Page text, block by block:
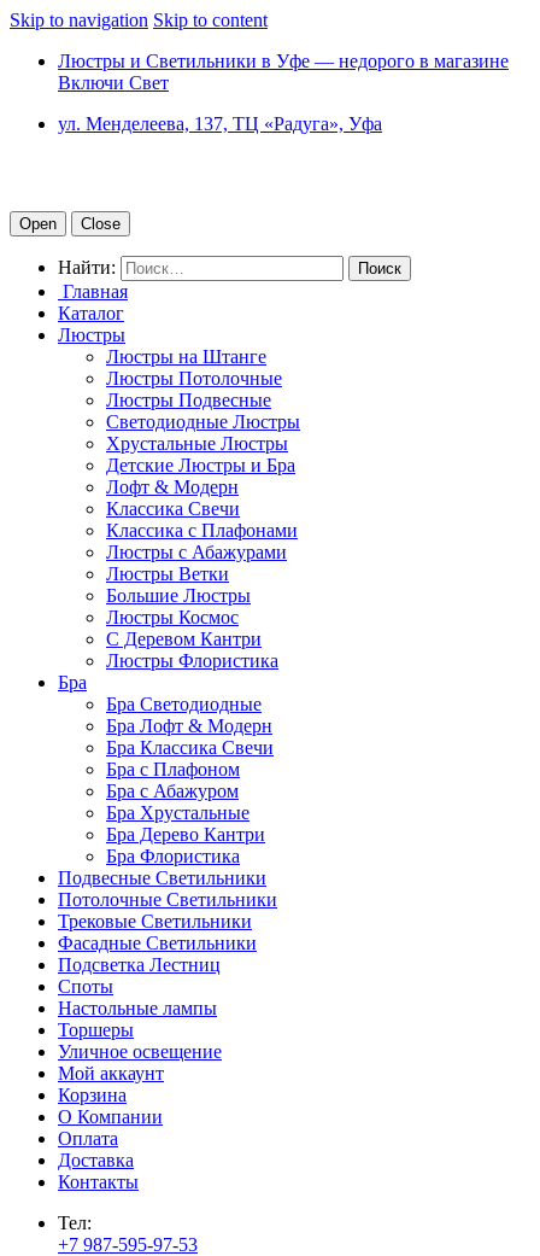
Skip to navigation Skip to content
Люстры и Светильники в Уфе — недорого в магазине
Включи Свет
ул. Менделеева, 137, ТЦ «Радуга», Уфа
Open Close
Найти:
Главная
Каталог
Люстры
Люстры на Штанге
Люстры Потолочные
Люстры Подвесные
Светодиодные Люстры
Хрустальные Люстры
Детские Люстры и Бра
Лофт & Модерн
Классика Свечи
Классика с Плафонами
Люстры с Абажурами
Люстры Ветки
Большие Люстры
Люстры Космос
С Деревом Кантри
Люстры Флористика
Бра
Бра Светодиодные
Бра Лофт & Модерн
Бра Классика Свечи
Бра с Плафоном
Бра с Абажуром
Бра Хрустальные
Бра Дерево Кантри
Бра Флористика
Подвесные Светильники
Потолочные Светильники
Трековые Светильники
Фасадные Светильники
Подсветка Лестниц
Споты
Настольные лампы
Торшеры
Уличное освещение
Мой аккаунт
Корзина
О Компании
Оплата
Доставка
Контакты
Тел:
+7 987-595-97-53